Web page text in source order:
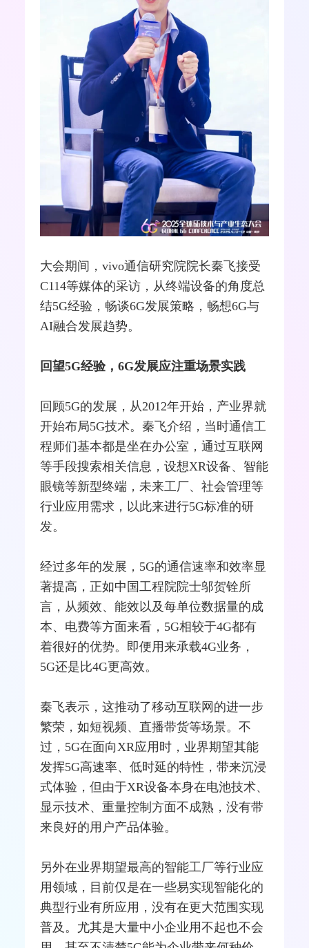
大会期间，vivo通信研究院院长秦飞接受
C114等媒体的采访，从终端设备的角度总
结5G经验，畅谈6G发展策略，畅想6G与
AI融合发展趋势。
回望5G经验，6G发展应注重场景实践
回顾5G的发展，从2012年开始，产业界就
开始布局5G技术。秦飞介绍，当时通信工
程师们基本都是坐在办公室，通过互联网
等手段搜索相关信息，设想XR设备、智能
眼镜等新型终端，未来工厂、社会管理等
行业应用需求，以此来进行5G标准的研
发。
经过多年的发展，5G的通信速率和效率显
著提高，正如中国工程院院士邬贺铨所
言，从频效、能效以及每单位数据量的成
本、电费等方面来看，5G相较于4G都有
着很好的优势。即便用来承载4G业务，
5G还是比4G更高效。
秦飞表示，这推动了移动互联网 的进一步
繁荣，如短视频、直播带货等场景。不
过，5G在面向XR应用时，业界期望其能
发挥5G高速率、低时延的特性，带来沉浸
式体验，但由于XR设备本身在电池技术、
显示技术、重量控制方面不成熟，没有带
来良好的用户产品体验。
另外在业界期望最高的智能工厂等行业应
用领域，目前仅是在一些易实现智能化的
典型行业有所应用，没有在更大范围实现
普及。尤其是大量中小企业用不起也不会